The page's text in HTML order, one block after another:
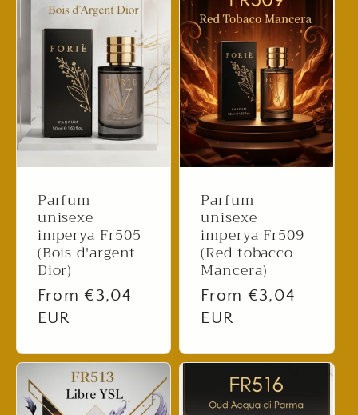
Parfum
unisexe
imperya Fr505
(Bois d'argent
Dior)
Regular
price
From €3,04
EUR
Parfum
unisexe
imperya Fr509
(Red tobacco
Mancera)
Regular
price
From €3,04
EUR